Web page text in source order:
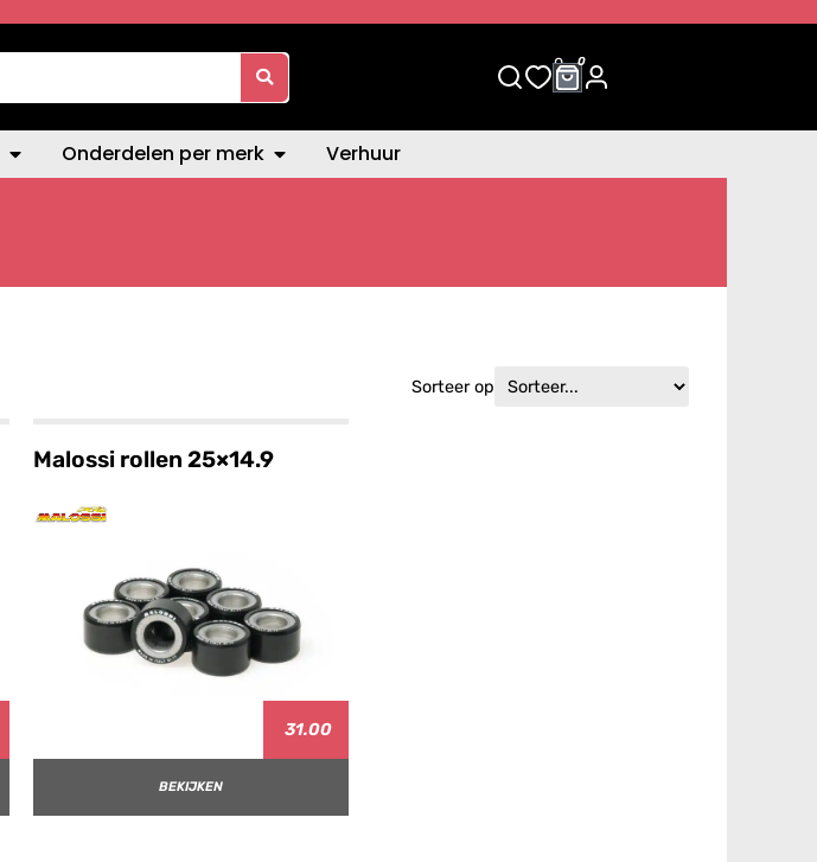
0 0
Onderdelen per merk Verhuur
Sorteer op
Malossi rollen 25×14.9
31.00
BEKIJKEN